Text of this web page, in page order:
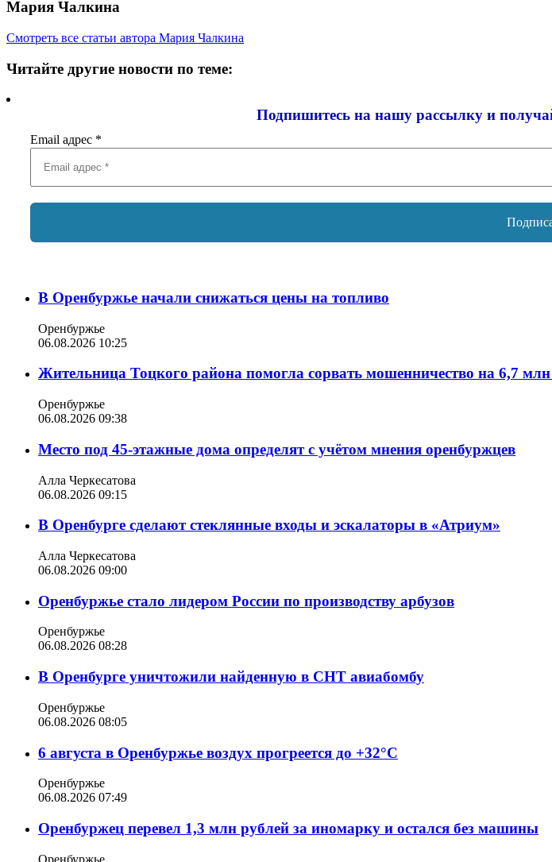
Мария Чалкина
Смотреть все статьи автора Мария Чалкина
Читайте другие новости по теме:
Подпишитесь на нашу рассылку и
Email адрес *
В Оренбуржье начали снижаться цены на топливо
Оренбуржье
06.08.2026 10:25
Жительница Тоцкого района помогла сорвать мошенничество на 6,7
Оренбуржье
06.08.2026 09:38
Место под 45-этажные дома определят с учётом мнения оренбуржцев
Алла Черкесатова
06.08.2026 09:15
В Оренбурге сделают стеклянные входы и эскалаторы в «Атриум»
Алла Черкесатова
06.08.2026 09:00
Оренбуржье стало лидером России по производству арбузов
Оренбуржье
06.08.2026 08:28
В Оренбурге уничтожили найденную в СНТ авиабомбу
Оренбуржье
06.08.2026 08:05
6 августа в Оренбуржье воздух прогреется до +32°C
Оренбуржье
06.08.2026 07:49
Оренбуржец перевел 1,3 млн рублей за иномарку и остался без машины
Оренбуржье